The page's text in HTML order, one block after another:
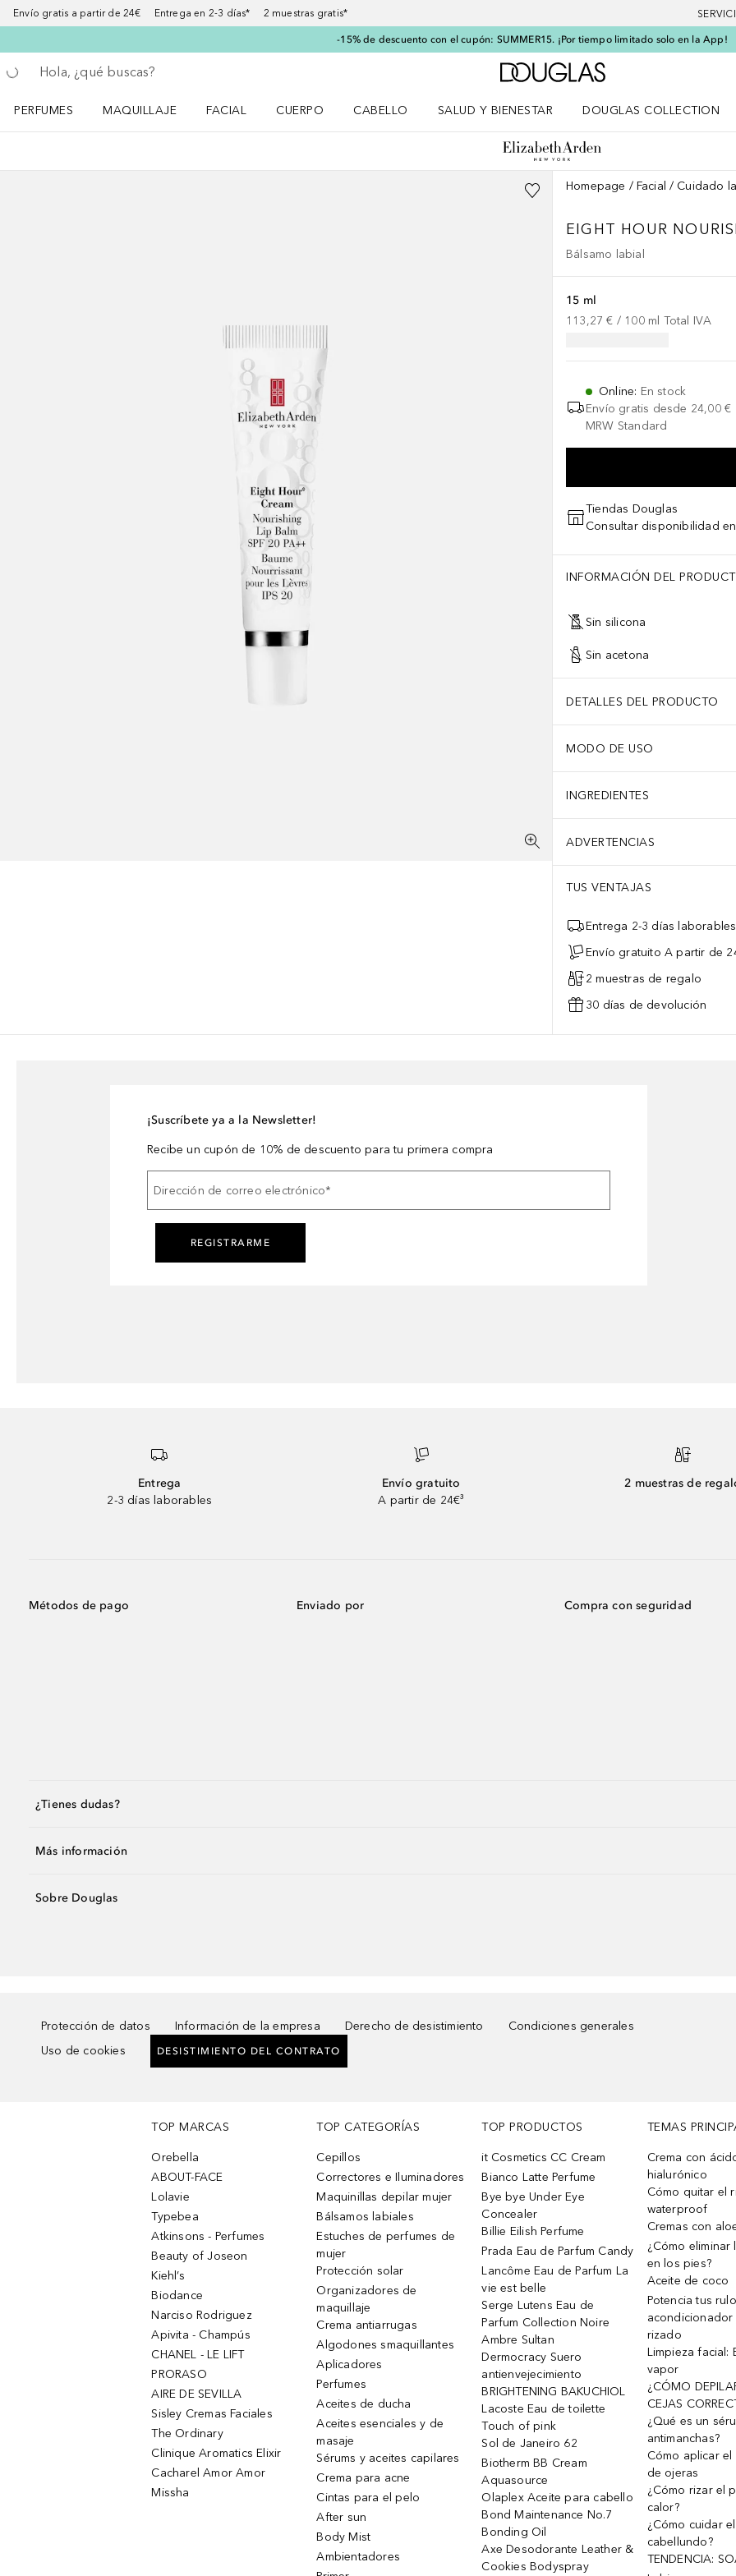
Envío gratis a partir de 24€ Entrega en 2-3 días* 2 muestras gratis*
-15% de descuento con el cupón: SUMMER15. ¡Por tiempo limitado solo en la App!
Regresar
Ejecutar búsqueda
A Douglas Home
PERFUMES
MAQUILLAJE
FACIAL
CUERPO
CABELLO
SALUD Y BIENESTAR
DOUGLAS COLLECTION
Homepage Facial Cuidado
EIGHT HOUR
Bálsamo labial
15 ml
113,27 € / 100 ml Total IVA
Online: En stock
Envío gratis desde 24,00 €
MRW Standard
Tiendas Douglas
Consultar disponibilidad
INFORMACIÓN DEL
Sin silicona
Sin acetona
DETALLES DEL PRODUCTO
MODO DE USO
INGREDIENTES
ADVERTENCIAS
TUS VENTAJAS
Entrega 2-3 días laborables
Envío gratuito A partir de
2 muestras de regalo
30 días de devolución
¡Suscríbete ya a la Newsletter!
Recibe un cupón de 10% de descuento para tu primera compra
Dirección de correo electrónico*
REGISTRARME
Entrega
2-3 días laborables
Envío gratuito
A partir de 24€³
2 muestras de
Métodos de pago Enviado por Compra con seguridad
¿Tienes dudas?
Más información
Sobre Douglas
Protección de datos Información de la empresa Derecho de desistimiento
Condiciones generales
Uso de cookies
DESISTIMIENTO DEL CONTRATO
TOP MARCAS
Orebella
ABOUT-FACE
Lolavie
Typebea
Atkinsons - Perfumes
Beauty of Joseon
Kiehl’s
Biodance
Narciso Rodriguez
Apivita - Champús
CHANEL - LE LIFT
PRORASO
AIRE DE SEVILLA
Sisley Cremas Faciales
The Ordinary
Clinique Aromatics Elixir
Cacharel Amor Amor
Missha
TOP CATEGORÍAS
Cepillos
Correctores e Iluminadores
Maquinillas depilar mujer
Bálsamos labiales
Estuches de perfumes de
mujer
Protección solar
Organizadores de
maquillaje
Crema antiarrugas
Algodones smaquillantes
Aplicadores
Perfumes
Aceites de ducha
Aceites esenciales y de
masaje
Sérums y aceites capilares
Crema para acne
Cintas para el pelo
After sun
Body Mist
Ambientadores
TOP PRODUCTOS
it Cosmetics CC Cream
Bianco Latte Perfume
Bye bye Under Eye
Concealer
Billie Eilish Perfume
Prada Eau de Parfum Candy
Lancôme Eau de Parfum La
vie est belle
Serge Lutens Eau de
Parfum Collection Noire
Ambre Sultan
Dermocracy Suero
antienvejecimiento
BRIGHTENING BAKUCHIOL
Lacoste Eau de toilette
Touch of pink
Sol de Janeiro 62
Biotherm BB Cream
Aquasource
Olaplex Aceite para cabello
Bond Maintenance No.7
Bonding Oil
Axe Desodorante Leather &
Cookies Bodyspray
TEMAS
Crema con
hialurónico
Cómo quitar el
waterproof
Cremas con
¿Cómo eliminar
en los pies?
Aceite de coco
Potencia tus
rizado
Limpieza facial:
vapor
¿CÓMO
CEJAS
¿Qué es un
antimanchas?
Cómo aplicar
de ojeras
¿Cómo rizar el
calor?
¿Cómo cuidar
cabellundo?
TENDENCIA: